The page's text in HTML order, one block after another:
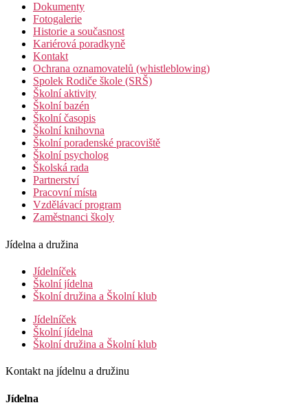
Dokumenty
Fotogalerie
Historie a současnost
Kariérová poradkyně
Kontakt
Ochrana oznamovatelů (whistleblowing)
Spolek Rodiče škole (SRŠ)
Školní aktivity
Školní bazén
Školní časopis
Školní knihovna
Školní poradenské pracoviště
Školní psycholog
Školská rada
Partnerství
Pracovní místa
Vzdělávací program
Zaměstnanci školy
Jídelna a družina
Jídelníček
Školní jídelna
Školní družina a Školní klub
Jídelníček
Školní jídelna
Školní družina a Školní klub
Kontakt na jídelnu a družinu
Jídelna